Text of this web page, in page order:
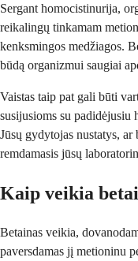
Sergant homocistinurija,
reikalingų tinkamam
kenksmingos medžiagos.
būdą organizmui saugiai
Vaistas taip pat gali būti
susijusioms su padidėjusiu
Jūsų gydytojas nustatys,
remdamasis jūsų
Kaip veikia
Betainas veikia,
paversdamas jį metioninu